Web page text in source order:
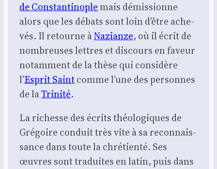
de Constan­ti­noplemais démis­sionne
alors que les débats sont loin d’être ache­
vés. Il retourne àNazianze, où il écrit de
nom­breuses lettres et dis­cours en faveur
notam­ment de la thèse qui consi­dère
l’Esprit Saintcomme l’une des per­sonnes
de laTri­ni­té.
La richesse des écrits théo­lo­giques de
Gré­goire conduit très vite à sa recon­nais­
sance dans toute la chré­tien­té. Ses
œuvres sont tra­duites en latin, puis dans